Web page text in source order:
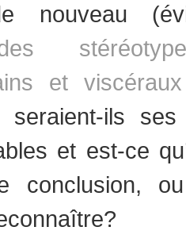
nouveau
et viscéraux
ils ses
et est-ce
conclusion,